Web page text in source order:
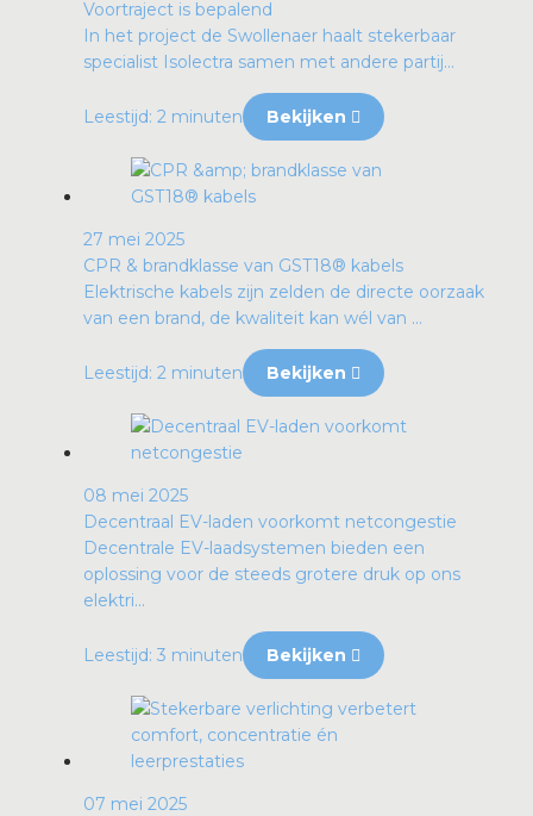
Voortraject is bepalend
In het project de Swollenaer haalt stekerbaar
specialist Isolectra samen met andere partij...
Leestijd: 2 minuten Bekijken
27 mei 2025
CPR & brandklasse van GST18® kabels
Elektrische kabels zijn zelden de directe oorzaak
van een brand, de kwaliteit kan wél van ...
Leestijd: 2 minuten Bekijken
08 mei 2025
Decentraal EV-laden voorkomt netcongestie
Decentrale EV-laadsystemen bieden een
oplossing voor de steeds grotere druk op ons
elektri...
Leestijd: 3 minuten Bekijken
07 mei 2025